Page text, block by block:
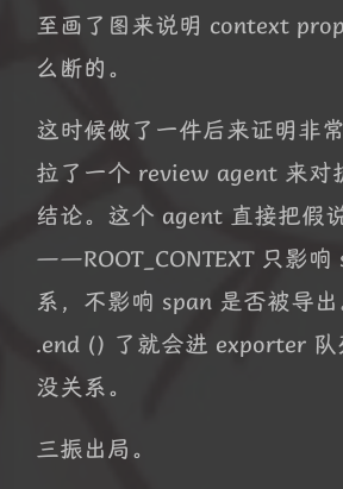
至画了图来说明 context
么断的。
这时候做了一件后来证明非
拉了一个 review agent 来对
结论。这个 agent 直接把假
——ROOT_CONTEXT 只影响
系，不影响 span 是否被导
.end () 了就会进 exporter
没关系。
三振出局。